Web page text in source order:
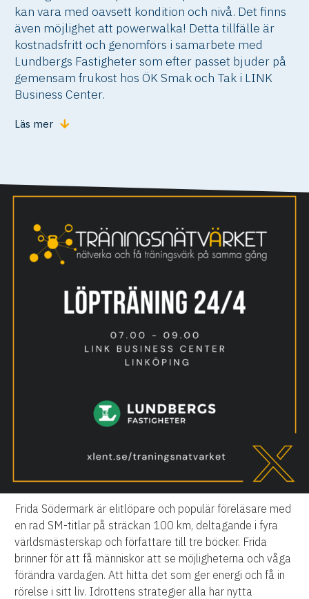
kan vara med oavsett kondition och nivå. Det finns
även möjlighet att powerwalka! Detta tillfälle är
kostnadsfritt och genomförs i samarbete med
Lundbergs Fastigheter som efter passet bjuder på
gemensam frukost hos ÖK Smak och Tak i LINK
Business Center.
Läs mer
Frida Södermark är elitlöpare och populär föreläsare med
en rad SM-titlar på sträckan 100 km, deltagande i fyra
världsmästerskap och författare till tre böcker. Frida
brinner för att få människor att se möjligheterna och våga
förändra vardagen. Att hitta det som ger energi och få in
rörelse i sitt liv. Idrottens strategier alla har nytta